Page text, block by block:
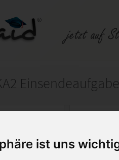
ist uns
Einsendeaufgabe
verkaufen